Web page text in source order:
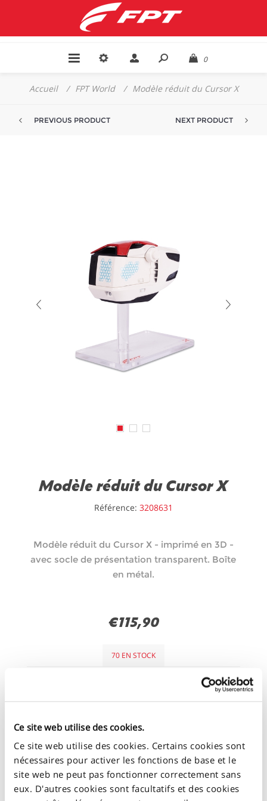
Ce site web utilise des cookies.
Ce site web utilise des cookies. Certains cookies sont
nécessaires pour activer les fonctions de base et le
site web ne peut pas fonctionner correctement sans
eux. D'autres cookies sont facultatifs et des cookies
0
Accueil / FPT World / Modèle réduit du Cursor X
PREVIOUS PRODUCT NEXT PRODUCT
Modèle réduit du Cursor X
Référence: 3208631
Modèle réduit du Cursor X - imprimé en 3D -
avec socle de présentation transparent. Boîte
en métal.
€115,90
70 EN STOCK